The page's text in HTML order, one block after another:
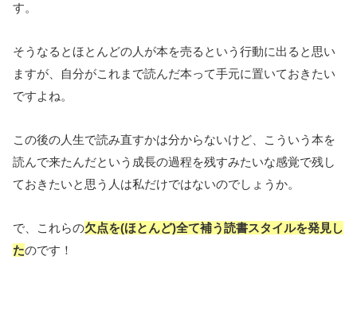
す。
そうなるとほとんどの人が本を売るという行動に出ると思い
ますが、自分がこれまで読んだ本って手元に置いておきたい
ですよね。
この後の人生で読み直すかは分からないけど、こういう本を
読んで来たんだという成長の過程を残すみたいな感覚で残し
ておきたいと思う人は私だけではないのでしょうか。
で、これらの欠点を(ほとんど)全て補う読書スタイルを発見し
たのです！